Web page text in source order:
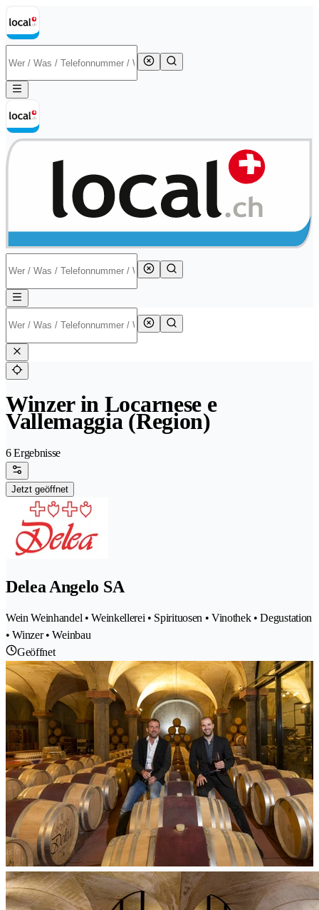
Winzer in Locarnese e
Vallemaggia (Region)
6 Ergebnisse
Jetzt geöffnet
Delea Angelo SA
Wein Weinhandel • Weinkellerei • Spirituosen • Vinothek • Degustation
• Winzer • Weinbau
Geöffnet